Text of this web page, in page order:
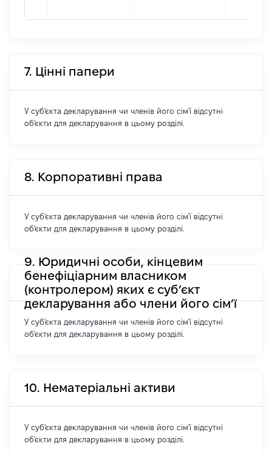
7. Цінні папери
У суб'єкта декларування чи членів його сім'ї відсутні
об'єкти для декларування в цьому розділі.
8. Корпоративні права
У суб'єкта декларування чи членів його сім'ї відсутні
об'єкти для декларування в цьому розділі.
9. Юридичні особи, кінцевим
бенефіціарним власником
(контролером) яких є суб’єкт
декларування або члени його сім’ї
У суб'єкта декларування чи членів його сім'ї відсутні
об'єкти для декларування в цьому розділі.
10. Нематеріальні активи
У суб'єкта декларування чи членів його сім'ї відсутні
об'єкти для декларування в цьому розділі.